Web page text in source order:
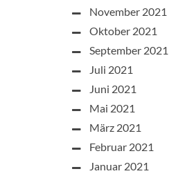
November 2021
Oktober 2021
September 2021
Juli 2021
Juni 2021
Mai 2021
März 2021
Februar 2021
Januar 2021